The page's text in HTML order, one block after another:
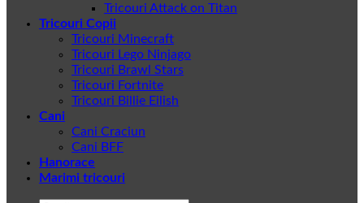
Tricouri Attack on Titan
Tricouri Copii
Tricouri Minecraft
Tricouri Lego Ninjago
Tricouri Brawl Stars
Tricouri Fortnite
Tricouri Billie Eilish
Cani
Cani Craciun
Cani BFF
Hanorace
Marimi tricouri